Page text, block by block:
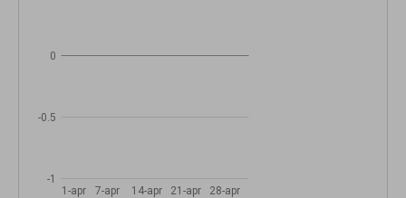
1-apr 7-apr 14-apr 21-apr 28-apr
-1
-0.5
0